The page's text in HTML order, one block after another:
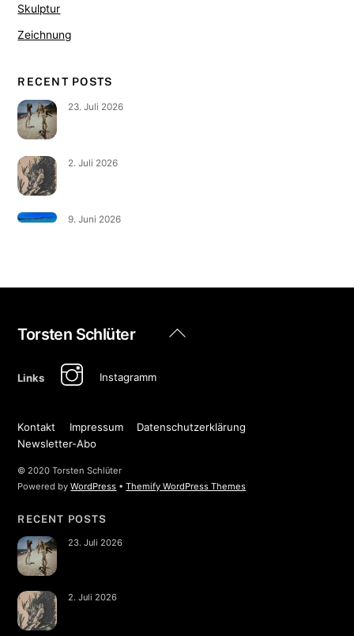
Skulptur
Zeichnung
RECENT POSTS
23. Juli 2026
2. Juli 2026
9. Juni 2026
Back
Torsten Schlüter
Links Instagramm
Kontakt Impressum
Datenschutzerklärung
Newsletter-Abo
© 2020 Torsten Schlüter
Powered byWordPress •Themify WordPress Themes
RECENT POSTS
23. Juli 2026
2. Juli 2026